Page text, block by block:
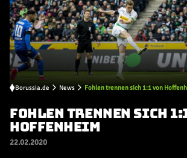
Borussia.de News Fohlen trennen sich 1:1 von
FOHLEN TRENNEN SICH
HOFFENHEIM
22.02.2020